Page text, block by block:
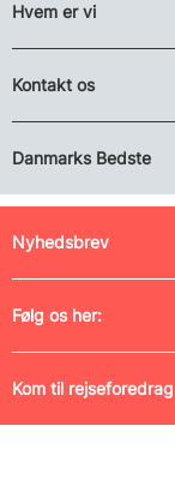
Hvem er vi
Kontakt os
Danmarks Bedste
Nyhedsbrev
Følg os her:
Kom til rejseforedrag